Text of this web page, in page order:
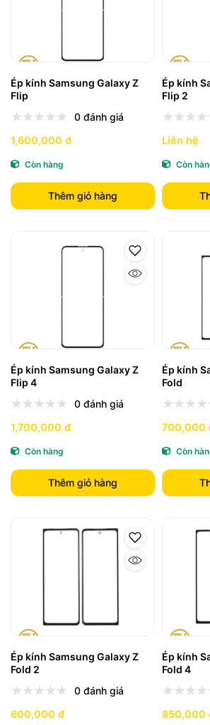
Ép kính Samsung Galaxy Z
Flip
0 đánh giá
1,600,000 đ
Còn hàng
Thêm giỏ hàng
Ép kính
Flip 2
Liên hệ
Còn
Ép kính Samsung Galaxy Z
Flip 4
0 đánh giá
1,700,000 đ
Còn hàng
Thêm giỏ hàng
Ép kính
Fold
700,000
Còn
Ép kính Samsung Galaxy Z
Fold 2
0 đánh giá
600,000 đ
Ép kính
Fold 4
850,000